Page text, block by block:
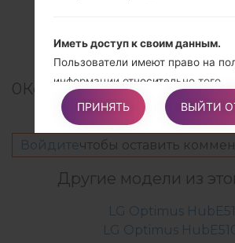
0Комментарии
Войдитечтобы оставить
Другие модели из
LG Optimus
LG Optimus
Иметь доступ к своим данным.
Пользователи имеют право на
информации относительно того,
обрабатываются ли данные
определенным аспектам
на получение копии данных,
находятся в процессе обработки.
Проверять и требовать
Пользователи имеют право
ПРИНЯТЬ ВЫЙТИ